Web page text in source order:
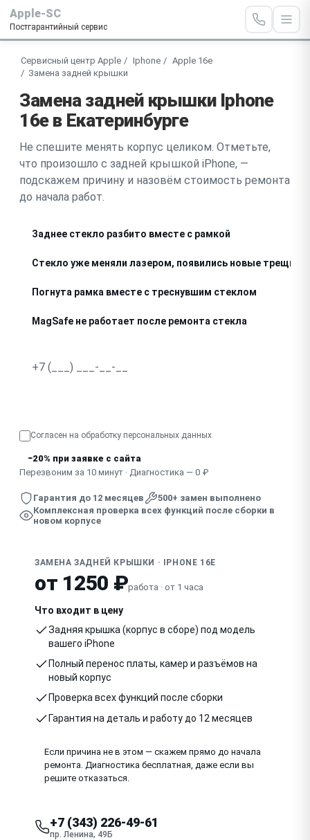
Apple-SC
Постгарантийный сервис
Сервисный центр Apple Iphone
Apple 16e
Замена задней крышки
Замена задней крышки Iphone
16e в Екатеринбурге
Не спешите менять корпус целиком. Отметьте,
что произошло с задней крышкой iPhone, —
подскажем причину и назовём стоимость ремонта
до начала работ.
Заднее стекло разбито вместе с рамкой
Стекло уже меняли лазером, появились новые трещины
Погнута рамка вместе с треснувшим стеклом
MagSafe не работает после ремонта стекла
Согласен на обработку персональных данных
−20% при заявке с сайта
Перезвоним за 10 минут · Диагностика — 0 ₽
Гарантия до 12 месяцев
500+ замен выполнено
Комплексная проверка всех функций после сборки в
новом корпусе
ЗАМЕНА ЗАДНЕЙ КРЫШКИ · IPHONE 16E
от 1250 ₽работа · от 1 часа
Что входит в цену
Задняя крышка (корпус в сборе) под модель
вашего iPhone
Полный перенос платы, камер и разъёмов на
новый корпус
Проверка всех функций после сборки
Гарантия на деталь и работу до 12 месяцев
Если причина не в этом — скажем прямо до начала
ремонта. Диагностика бесплатная, даже если вы
решите отказаться.
+7 (343) 226-49-61
пр. Ленина, 49Б